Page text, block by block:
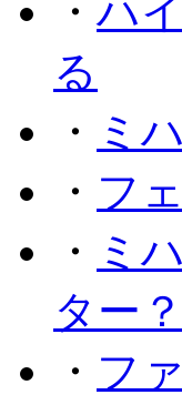
・ハ
る
・ ミ
・ フ
・ ミ
ター？
・ フ